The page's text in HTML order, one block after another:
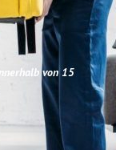
von 15